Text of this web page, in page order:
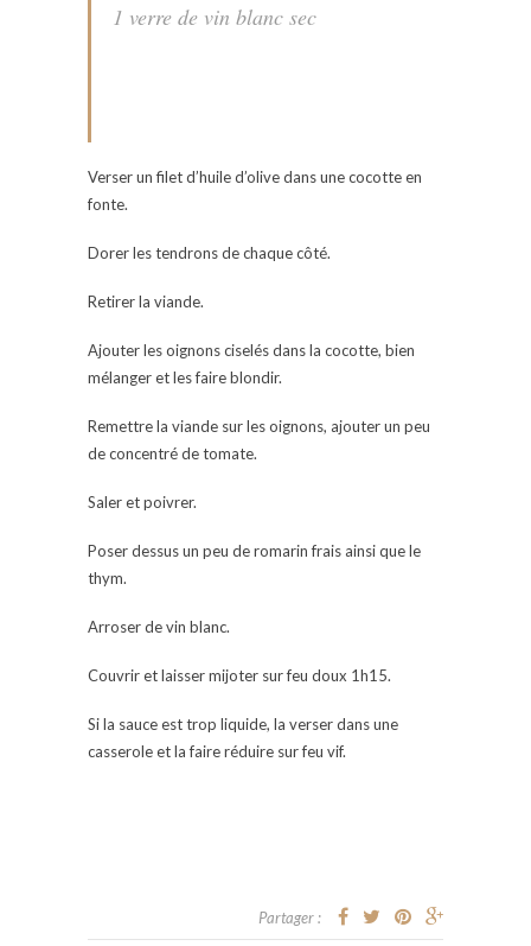
1 verre de vin blanc sec
Verser un filet d’huile d’olive dans une cocotte en
fonte.
Dorer les tendrons de chaque côté.
Retirer la viande.
Ajouter les oignons ciselés dans la cocotte, bien
mélanger et les faire blondir.
Remettre la viande sur les oignons, ajouter un peu
de concentré de tomate.
Saler et poivrer.
Poser dessus un peu de romarin frais ainsi que le
thym.
Arroser de vin blanc.
Couvrir et laisser mijoter sur feu doux 1h15.
Si la sauce est trop liquide, la verser dans une
casserole et la faire réduire sur feu vif.
Partager :